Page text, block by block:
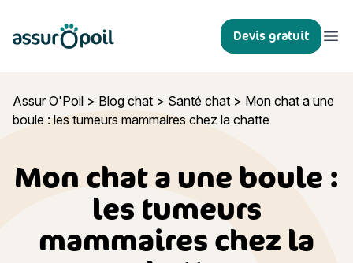
Assur O'Poil Devis gratuit
Assur O'Poil > Blog chat > Santé chat > Mon chat a une
boule : les tumeurs mammaires chez la chatte
Mon chat a une boule :
les tumeurs
mammaires chez la